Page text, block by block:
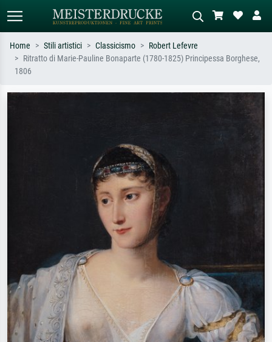
astratto con molto rosso, dipinto a
olio scuro, nudo in piedi vicino a un
Home Stili artistici Classicismo
Robert Lefevre
Ritratto di Marie-Pauline Bonaparte (1780-1825) Principessa Borghese,
1806